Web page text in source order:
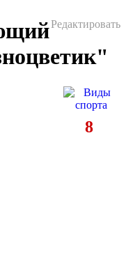
Редактировать
8